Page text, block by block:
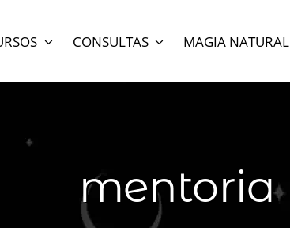
CONSULTAS MAGIA NATURAL
mentoria